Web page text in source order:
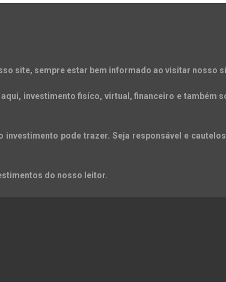
site, sempre estar bem informado ao visitar nosso
investimento fisíco, virtual, financeiro e também
pode trazer. Seja responsável e
do nosso leitor.